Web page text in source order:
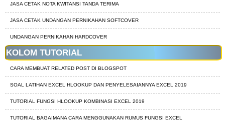
JASA CETAK NOTA KWITANSI TANDA TERIMA
JASA CETAK UNDANGAN PERNIKAHAN SOFTCOVER
UNDANGAN PERNIKAHAN HARDCOVER
KOLOM TUTORIAL
CARA MEMBUAT RELATED POST DI BLOGSPOT
SOAL LATIHAN EXCEL HLOOKUP DAN PENYELESAIANNYA EXCEL 2019
TUTORIAL FUNGSI HLOOKUP KOMBINASI EXCEL 2019
TUTORIAL BAGAIMANA CARA MENGGUNAKAN RUMUS FUNGSI EXCEL